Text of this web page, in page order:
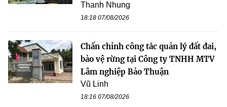
Thanh Nhung
18:18 07/08/2026
Chấn chỉnh công tác quản lý đất đai,
bảo vệ rừng tại Công ty TNHH MTV
Lâm nghiệp Bảo Thuận
Vũ Linh
18:16 07/08/2026